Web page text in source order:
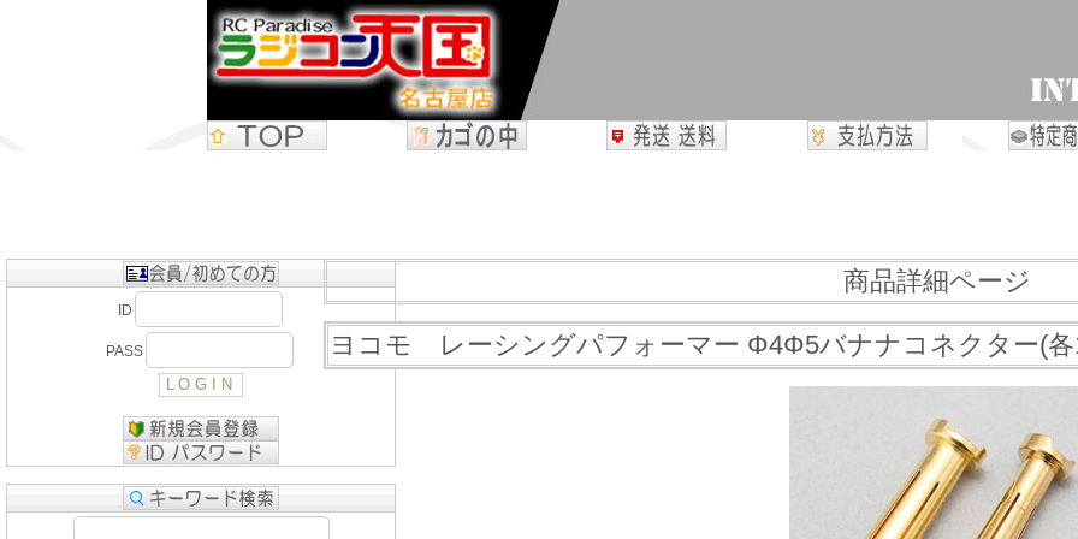
ID
PASS
商品詳細ページ
ヨコモ レーシングパフォーマー Φ4Φ5バナナコネクター(各